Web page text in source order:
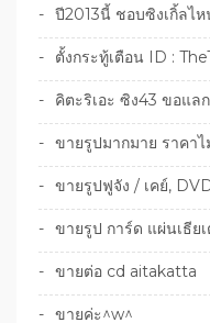
ปี2013นี้ ชอบซิงเกิ้ลไ
ตั้งกระทู้เตือน ID :
คิตะริเอะ ซิง43 ขอแล
ขายรูปมากมาย ราคาไ
ขายรูปฟูจัง / เคย์,
ขายรูป การ์ด แผ่นเธีย
ขายต่อ cd aitakatta
ขายค่ะ^w^